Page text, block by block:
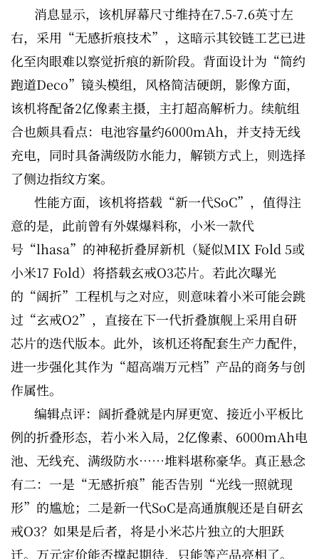
消息显示，该机屏幕尺寸维持在7.5-7.6英寸左
右，采用“无感折痕技术”，这暗示其铰链工艺已进
化至肉眼难以察觉折痕的新阶段。背面设计为“简约
跑道Deco”镜头模组，风格简洁硬朗，影像方面，
该机将配备2亿像素主摄，主打超高解析力。续航组
合也颇具看点：电池容量约6000mAh，并支持无线
充电，同时具备满级防水能力，解锁方式上，则选择
了侧边指纹方案。
性能方面，该机将搭载“新一代SoC”，值得注
意的是，此前曾有外媒爆料称，小米一款代
号“lhasa”的神秘折叠屏新机（疑似MIX Fold 5或
小米17 Fold）将搭载玄戒O3芯片。若此次曝光
的“阔折”工程机与之对应，则意味着小米可能会跳
过“玄戒O2”，直接在下一代折叠旗舰上采用自研
芯片的迭代版本。此外，该机还将配套生产力配件，
进一步强化其作为“超高端万元档”产品的商务与创
作属性。
编辑点评：阔折叠就是内屏更宽、接近小平板比
例的折叠形态，若小米入局，2亿像素、6000mAh电
池、无线充、满级防水……堆料堪称豪华。真正悬念
有二：一是“无感折痕”能否告别“光线一照就现
形”的尴尬；二是新一代SoC是高通旗舰还是自研玄
戒O3？如果是后者，将是小米芯片独立的大胆跃
迁。万元定价能否撑起期待，只能等产品亮相了。